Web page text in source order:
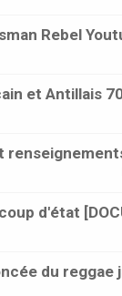
Rebel
et Antillais
d'état
du reggae